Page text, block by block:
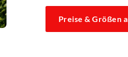
Preise & Größen